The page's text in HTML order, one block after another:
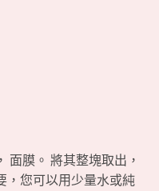
面膜。 將其整塊取出，
，您可以用少量水或純